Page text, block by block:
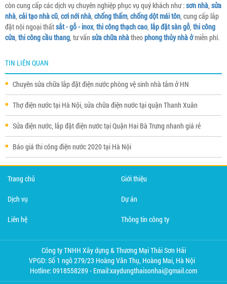
còn cung cấp các dịch vụ chuyên nghiệp phục vụ quý khách như :sơn nhà, sửa
nhà, cải tạo nhà cũ, cơi nới nhà, chống thấm, chống dột mái tôn, cung cấp lắp
đặt nội ngoại thấtsắt - gỗ - inox, thi công thạch cao, lắp đặt sàn gỗ, thi công
cửa, thi công cầu thang, tư vấn sửa chữa nhàtheophong thủy nhà ởmiễn phí.
TIN LIÊN QUAN
Chuyên sửa chữa lắp đặt điện nước phòng vệ sinh nhà tắm ở HN
Thợ điện nước tại Hà Nội, sửa chữa điện nước tại quận Thanh Xuân
Sửa điện nước, lắp đặt điện nước tại Quận Hai Bà Trưng nhanh giá rẻ
Báo giá thi công điện nước 2020 tại Hà Nội
Trang chủ Giới thiệu
Dịch vụ Dự án
Liên hệ Thông tin công ty
Công ty TNHH Xây dựng & Thương Mại Thái Sơn Hải
VPGD: Số 1 ngõ 279/23 Hoàng Văn Thụ, Hoàng Mai, Hà Nội
Hotline: 0918558289 - Email:xaydungthaisonhai@gmail.com